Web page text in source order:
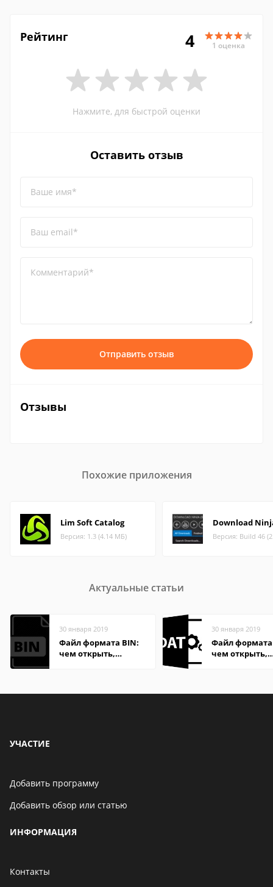
Рейтинг 4 1 оценка
Нажмите, для быстрой оценки
Оставить отзыв
Ваше имя*
Ваш email*
Комментарий*
Отправить отзыв
Отзывы
Похожие приложения
Lim Soft Catalog
Версия: 1.3 (4.14 МБ)
Download
Версия: Build 46
Актуальные статьи
30 января 2019
Файл формата BIN:
чем открыть,
30 января 2019
Файл формата
чем открыть,
УЧАСТИЕ
Добавить программу
Добавить обзор или статью
ИНФОРМАЦИЯ
Контакты